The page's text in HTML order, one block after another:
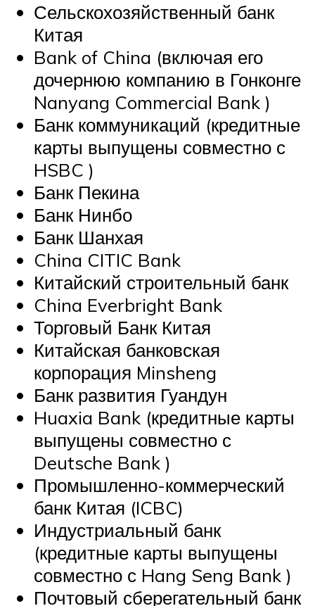
Сельскохозяйственный банк
Китая
Bank of China (включая его
дочернюю компанию в Гонконге
Nanyang Commercial Bank )
Банк коммуникаций (кредитные
карты выпущены совместно с
HSBC )
Банк Пекина
Банк Нинбо
Банк Шанхая
China CITIC Bank
Китайский строительный банк
China Everbright Bank
Торговый Банк Китая
Китайская банковская
корпорация Minsheng
Банк развития Гуандун
Huaxia Bank (кредитные карты
выпущены совместно с
Deutsche Bank )
Промышленно-коммерческий
банк Китая (ICBC)
Индустриальный банк
(кредитные карты выпущены
совместно с Hang Seng Bank )
Почтовый сберегательный банк